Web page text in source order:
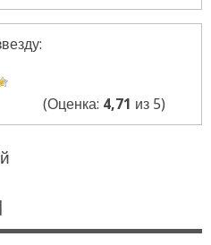
(Оценка: 4,71 из 5)